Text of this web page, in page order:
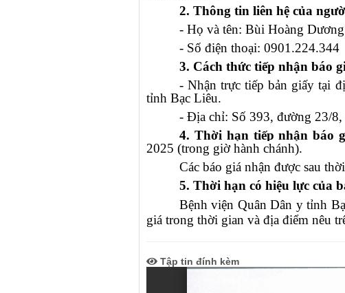
2. Thông tin liên hệ của
- Họ và tên: Bùi Hoàng
- Số điện thoại: 0901.224.344
3. Cách thức tiếp nhận báo
- Nhận trực tiếp bản giấy tại
tỉnh Bạc Liêu.
- Địa chỉ: Số 393, đường 23/
4. Thời hạn tiếp nhận báo
2025 (trong giờ hành chánh).
Các báo giá nhận được sau
5. Thời hạn có hiệu lực của
Bệnh viện Quân Dân y tỉnh
giá trong thời gian và địa điểm nêu
Tập tin đính kèm